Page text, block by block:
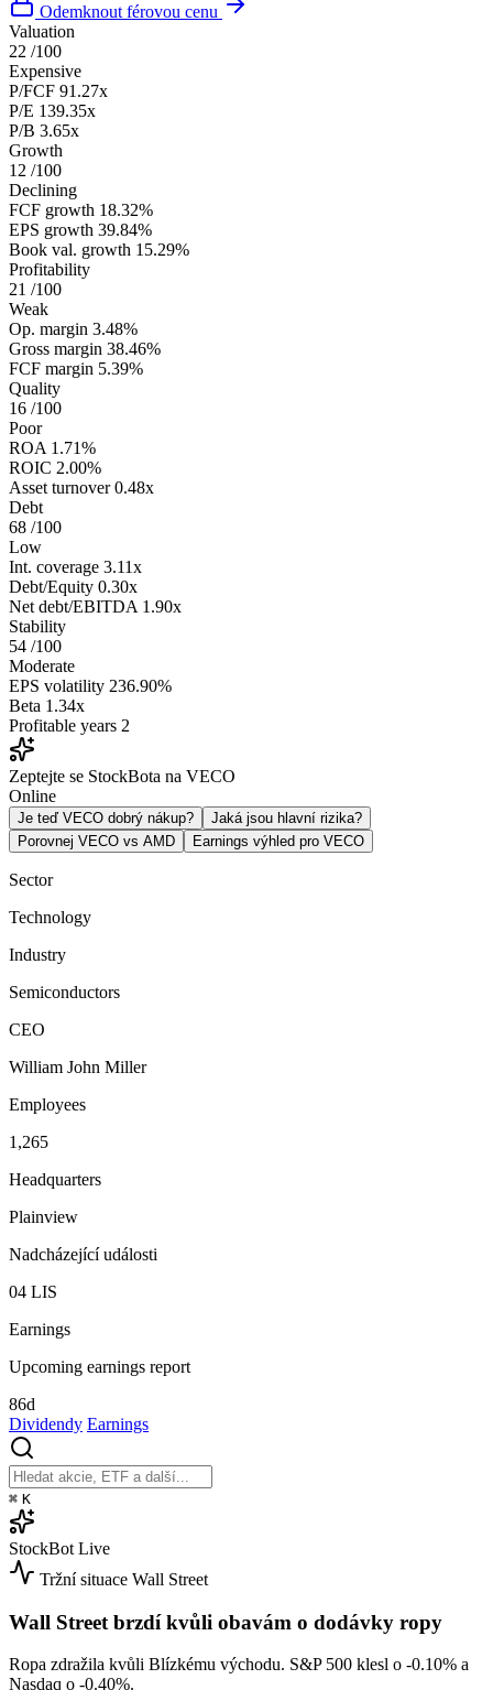
Odemknout férovou cenu
Valuation
22 /100
Expensive
P/FCF 91.27x
P/E 139.35x
P/B 3.65x
Growth
12 /100
Declining
FCF growth 18.32%
EPS growth 39.84%
Book val. growth 15.29%
Profitability
21 /100
Weak
Op. margin 3.48%
Gross margin 38.46%
FCF margin 5.39%
Quality
16 /100
Poor
ROA 1.71%
ROIC 2.00%
Asset turnover 0.48x
Debt
68 /100
Low
Int. coverage 3.11x
Debt/Equity 0.30x
Net debt/EBITDA 1.90x
Stability
54 /100
Moderate
EPS volatility 236.90%
Beta 1.34x
Profitable years 2
Zeptejte se StockBota na VECO
Online
Je teď VECO dobrý nákup?
Jaká jsou hlavní rizika?
Porovnej VECO vs AMD
Earnings výhled pro VECO
Sector
Technology
Industry
Semiconductors
CEO
William John Miller
Employees
1,265
Headquarters
Plainview
Nadcházející události
04 LIS
Earnings
Upcoming earnings report
86d
Dividendy Earnings
⌘ K
StockBot Live
Tržní situace Wall Street
Wall Street brzdí kvůli obavám o dodávky ropy
Ropa zdražila kvůli Blízkému východu. S&P 500 klesl o -0.10% a
Nasdaq o -0.40%.